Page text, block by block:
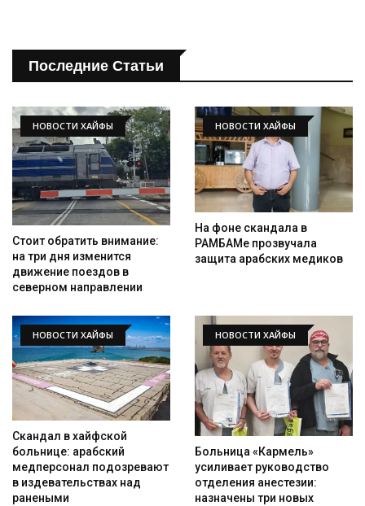
Последние Статьи
НОВОСТИ ХАЙФЫ
Стоит обратить внимание:
на три дня изменится
движение поездов в
северном направлении
НОВОСТИ ХАЙФЫ
На фоне скандала в
РАМБАМе прозвучала
защита арабских медиков
НОВОСТИ ХАЙФЫ
Скандал в хайфской
больнице: арабский
медперсонал подозревают
в издевательствах над
ранеными
НОВОСТИ ХАЙФЫ
Больница «Кармель»
усиливает руководство
отделения анестезии:
назначены три новых